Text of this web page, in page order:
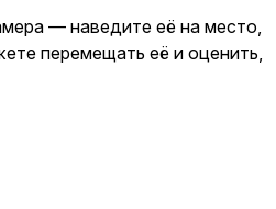
— наведите её на место,
перемещать её и оценить,